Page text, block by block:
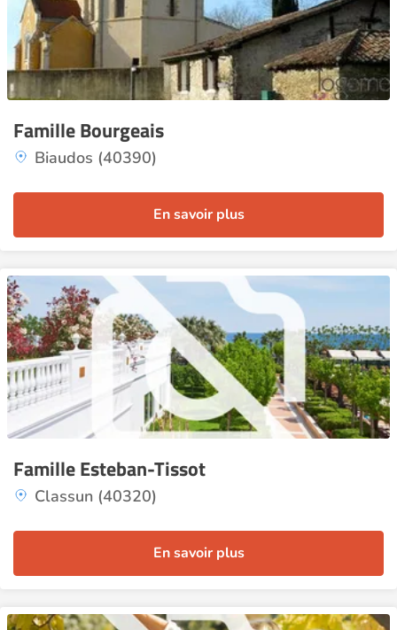
Famille Bourgeais
Biaudos (40390)
En savoir plus
Famille Esteban-Tissot
Classun (40320)
En savoir plus